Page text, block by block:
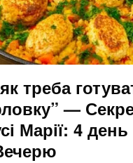
треба
—
Марії: 4